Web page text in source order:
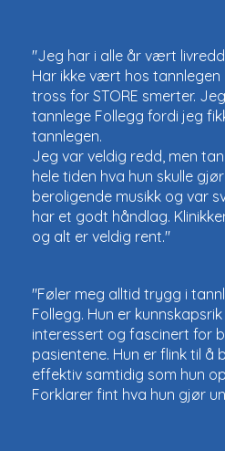
"Jeg har i alle år vært
Har ikke vært hos tannlegen
tross for STORE smerter.
tannlege Follegg fordi jeg
tannlegen.
Jeg var veldig redd, men
hele tiden hva hun skulle
beroligende musikk og var
har et godt håndlag.
og alt er veldig rent."
"Føler meg alltid trygg i
Follegg. Hun er
interessert og fascinert for
pasientene. Hun er flink til å
effektiv samtidig som hun
Forklarer fint hva hun gjør